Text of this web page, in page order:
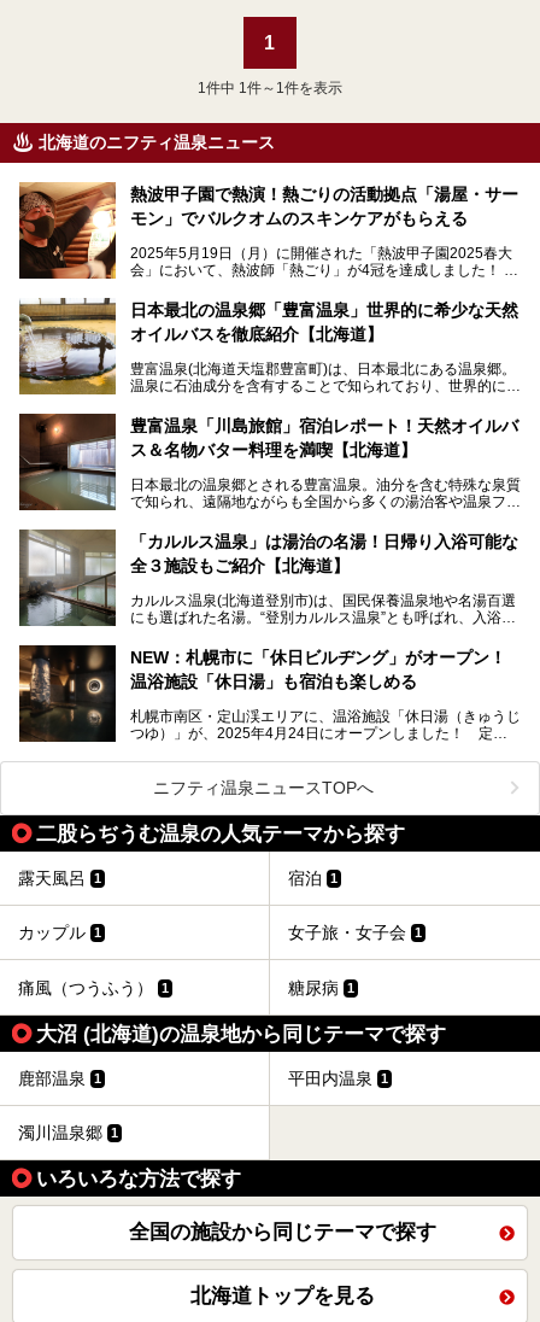
1
1 件中 1件～1件を表示
北海道のニフティ温泉ニュース
熱波甲子園で熱演！熱ごりの活動拠点「湯屋・サー
モン」でバルクオムのスキンケアがもらえる
2025年5月19日（月）に開催された「熱波甲子園2025春大
会」において、熱波師「熱ごり」が4冠を達成しました！
動拠点である北海道の銭湯「湯屋・サーモン」にて、メンズ
スキンケアブランド バルクオムの「ONE DAY KIT」を数量
限定でプレゼントいたします。
で、ぜひお試しください。※6月13日配布開始、なくなり次
第終了
───
提供元：株式会社バルクオム【PR】
この記事は株式会社バルクオム商品のPR記事です。
日本最北の温泉郷「豊富温泉」世界的に希少な天然
オイルバスを徹底紹介【北海道】
豊富温泉(北海道天塩郡豊富町)は、日本最北にある温泉郷。
温泉に石油成分を含有することで知られており、世界的にも
に特効があると言われ、遠隔地ながらも全国から湯治・療養
目的で多くの人々が訪れます。
地体験し、独自の視点で豊富温泉の“天然オイルバス”をレポ
ート。温泉地概要や日帰り入浴施設をはじめ、宿泊施設・ア
豊富温泉「川島旅館」宿泊レポート！天然オイルバ
ス＆名物バター料理を満喫【北海道】
日本最北の温泉郷とされる豊富温泉。油分を含む特殊な泉質
で知られ、遠隔地ながらも全国から多くの湯治客や温泉ファ
「川島旅館」は、豊富温泉の開湯当初から営業する老舗旅
館。とりわけ温泉の良さと名物のバター料理に定評があり、
の温泉や料理をはじめ、パブリックスペース・客室など宿の
全貌を徹底的にご紹介します！
「カルルス温泉」は湯治の名湯！日帰り入浴可能な
全３施設もご紹介【北海道】
カルルス温泉(北海道登別市)は、国民保養温泉地や名湯百選
にも選ばれた名湯。“登別カルルス温泉”とも呼ばれ、入浴剤
豊かな登別温泉とは対照的な存在で、今も湯治場的な要素が
残る閑静な温泉地です。
地体験し、カルルス温泉をご紹介。温泉地の概要や泉質解説
をはじめ、日帰り入浴可能な全３施設の紹介・周辺観光・ア
NEW：札幌市に「休日ビルヂング」がオープン！
温浴施設「休日湯」も宿泊も楽しめる
札幌市南区・定山渓エリアに、温浴施設「休日湯（きゅうじ
つゆ）」が、2025年4月24日にオープンしました！ 定山
この施設は、温泉・サウナの「休日湯」・ラウンジの「THE
LOUNGE DAYOF」・グルメ「休日洋麺店」・ホテル「エク
スクラメーションホテル」で構成された、まさに大人の癒し
空間。
今回は、そんな「休日ビルヂング」の魅力を5つのポイント
ニフティ温泉ニュースTOPへ
二股らぢうむ温泉の人気テーマから探す
露天風呂 1 宿泊 1
カップル 1 女子旅・女子会 1
痛風（つうふう） 1 糖尿病 1
大沼 (北海道)の温泉地から同じテーマで探す
鹿部温泉 1 平田内温泉 1
濁川温泉郷 1
いろいろな方法で探す
全国の施設から同じテーマで探す
北海道トップを見る